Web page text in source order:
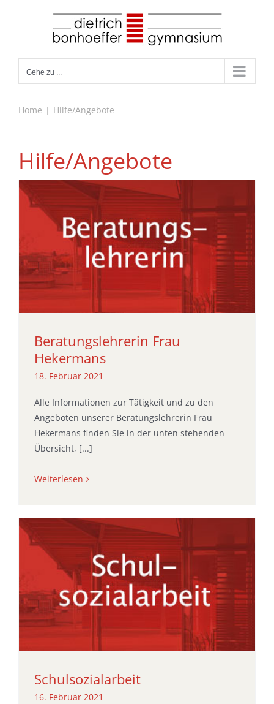
Gehe zu ...
Home Hilfe/Angebote
Hilfe/Angebote
Beratungslehrerin Frau
Hekermans
18. Februar 2021
Alle Informationen zur Tätigkeit und zu den
Angeboten unserer Beratungslehrerin Frau
Hekermans finden Sie in der unten stehenden
Übersicht, [...]
Weiterlesen
Schulsozialarbeit
16. Februar 2021